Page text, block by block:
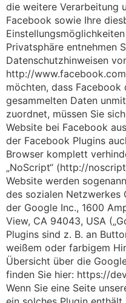
die weitere Verarbeitung
Facebook sowie Ihre
Privatsphäre entnehmen
Datenschutzhinweisen
http://
möchten, dass
gesammelten Daten
zuordnet, müssen Sie
Website bei Facebook
der Facebook Plugins
Browser komplett
„NoScript“ (http://
Website werden
des sozialen Netzwerkes
der Google Inc., 1600
View, CA 94043, USA
Plugins sind z. B. an
weißem oder farbigem
Übersicht über die
finden Sie hier: https://
Wenn Sie eine Seite